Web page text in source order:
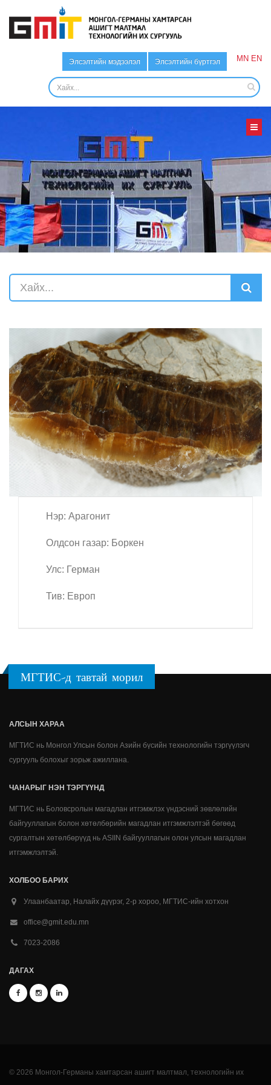
Элсэлтийн мэдээлэл Элсэлтийн бүртгэл MN EN
Нэр: Арагонит
Олдсон газар: Боркен
Улс: Герман
Тив: Европ
МГТИС-д тавтай морил
АЛСЫН ХАРАА
МГТИС нь Монгол Улсын болон Азийн бүсийн технологийн тэргүүлэгч
сургууль болохыг зорьж ажиллана.
ЧАНАРЫГ НЭН ТЭРГҮҮНД
МГТИС нь Боловсролын магадлан итгэмжлэх үндэсний зөвлөлийн
байгууллагын болон хөтөлбөрийн магадлан итгэмжлэлтэй бөгөөд
сургалтын хөтөлбөрүүд нь ASIIN байгууллагын олон улсын магадлан
итгэмжлэлтэй.
ХОЛБОО БАРИХ
Улаанбаатар, Налайх дүүрэг, 2-р хороо, МГТИС-ийн хотхон
office@gmit.edu.mn
7023-2086
ДАГАХ
© 2026 Монгол-Германы хамтарсан ашигт малтмал, технологийн их